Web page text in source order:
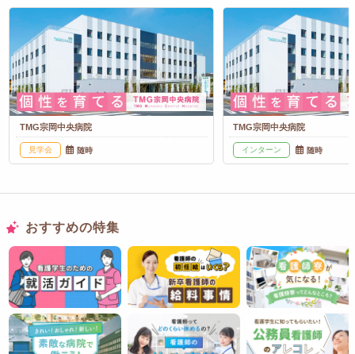
TMG宗岡中央病院
見学会 随時
TMG宗岡中央病院
インターン 随時
おすすめの特集